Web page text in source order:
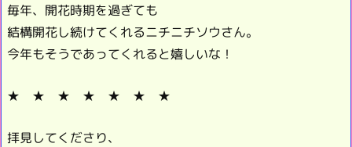
毎年、開花時期を過ぎても
結構開花し続けてくれるニチニチソウさん。
今年もそうであってくれると嬉しいな！
★ ★ ★ ★ ★ ★ ★
拝見してくださり、